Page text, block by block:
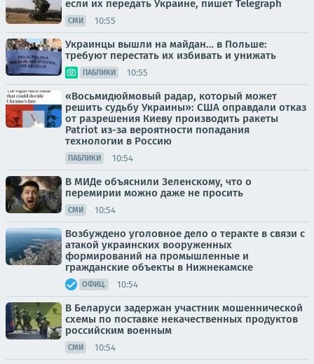
если их передать Украине, пишет Telegraph
СМИ 10:55
Украинцы вышли на майдан… в Польше:
требуют перестать их избивать и унижать
ПАБЛИКИ 10:55
«Восьмидюймовый радар, который может
решить судьбу Украины»: США оправдали отказ
от разрешения Киеву производить ракеты
Patriot из-за вероятности попадания
технологии в Россию
ПАБЛИКИ 10:54
В МИДе объяснили Зеленскому, что о
перемирии можно даже не просить
СМИ 10:54
Возбуждено уголовное дело о теракте в связи с
атакой украинских вооруженных
формирований на промышленные и
гражданские объекты в Нижнекамске
ОФИЦ. 10:54
В Беларуси задержан участник мошеннической
схемы по поставке некачественных продуктов
российским военным
СМИ 10:54